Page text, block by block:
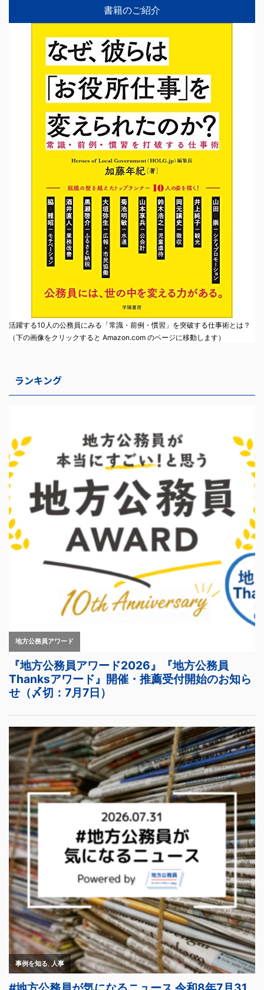
書籍のご紹介
活躍する10人の公務員にみる「常識・前例・慣習」を突破する仕事術とは？
（下の画像をクリックすると Amazon.com のページに移動します）
ランキング